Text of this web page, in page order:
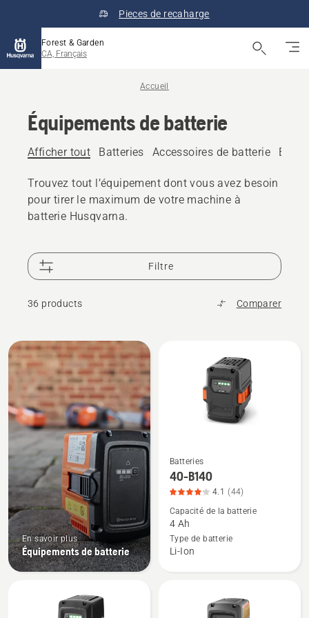
Pieces de recaharge
Forest & Garden
CA, Français
Accueil
Équipements de batterie
Afficher tout Batteries Accessoires de batterie
Trouvez tout l’équipement dont vous avez besoin
pour tirer le maximum de votre machine à
batterie Husqvarna.
Filtre
36 products Comparer
All
products
En savoir plus
Équipements de batterie
Voir
plus
de
détails
sur
40-
Batteries
40-B140
4.1 (44)
Capacité de la batterie
4 Ah
Type de batterie
Li-Ion